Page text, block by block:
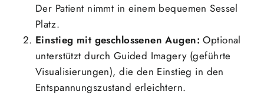
Der Patient nimmt in einem bequemen Sessel
Platz.
Einstieg mit geschlossenen Augen: Optional
unterstützt durch Guided Imagery (geführte
Visualisierungen), die den Einstieg in den
Entspannungszustand erleichtern.